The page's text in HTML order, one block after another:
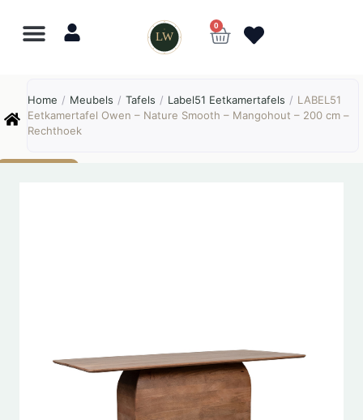
LW
0
Home / Meubels / Tafels / Label51 Eetkamertafels / LABEL51
Eetkamertafel Owen – Nature Smooth – Mangohout – 200 cm –
Rechthoek
Online
⎯ ✕